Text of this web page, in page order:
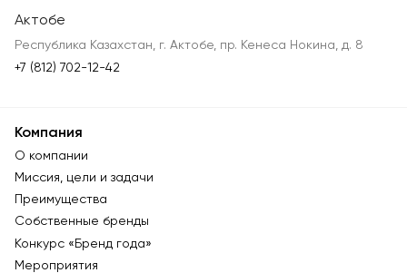
Актобе
Республика Казахстан, г. Актобе, пр. Кенеса Нокина, д. 8
+7 (812) 702-12-42
Компания
О компании
Миссия, цели и задачи
Преимущества
Собственные бренды
Конкурс «Бренд года»
Мероприятия